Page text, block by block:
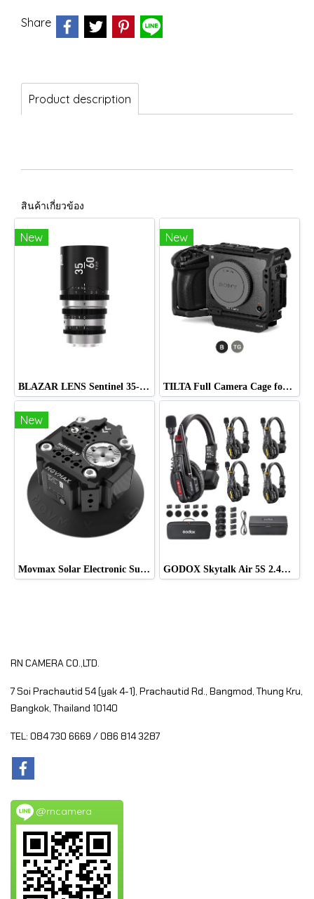
Share
Product description
สินค้าเกี่ยวข้อง
New
BLAZAR LENS Sentinel 35-60mm T2.2-T2.8 Full-Frame 1.33x Anamorphic Zoom Lens (Sony E)
New
TILTA Full Camera Cage for Sony FX5
New
Movmax Solar Electronic Suction Cup Multi-Interface Expansion Edition GODOX Skytalk Air 5S 2.4G Full-Duplex Wireless Intercom System
RN CAMERA CO.,LTD.
7 Soi Prachautid 54 (yak 4-1), Prachautid Rd., Bangmod, Thung Kru,
Bangkok, Thailand 10140
TEL: 084 730 6669 / 086 814 3287
@rncamera